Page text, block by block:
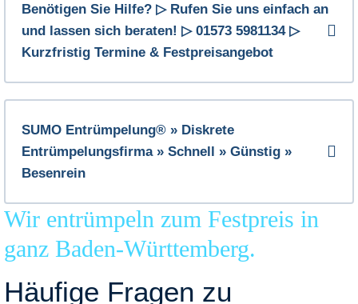
Benötigen Sie Hilfe? ▷ Rufen Sie uns einfach an
und lassen sich beraten! ▷ 01573 5981134 ▷
Kurzfristig Termine & Festpreisangebot
SUMO Entrümpelung® » Diskrete
Entrümpelungsfirma » Schnell » Günstig »
Besenrein
Wir entrümpeln zum Festpreis in
ganz Baden-Württemberg.
Häufige Fragen zu